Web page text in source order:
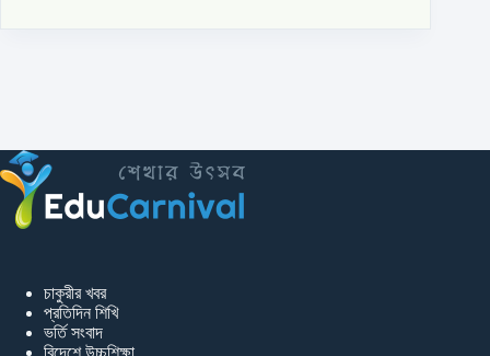
চাকুরীর খবর
প্রতিদিন শিখি
ভর্তি সংবাদ
বিদেশে উচ্চশিক্ষা